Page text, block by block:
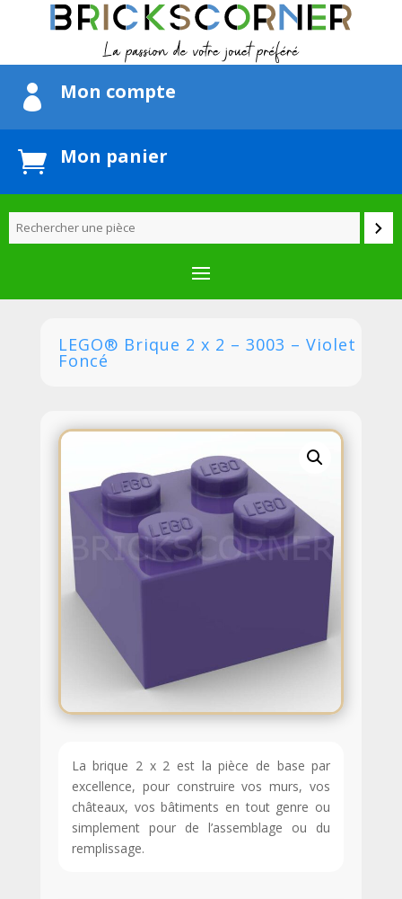
 Mon compte
 Mon panier
LEGO® Brique 2 x 2 – 3003 – Violet
Foncé
La brique 2 x 2 est la pièce de base par
excellence, pour construire vos murs, vos
châteaux, vos bâtiments en tout genre ou
simplement pour de l’assemblage ou du
remplissage.